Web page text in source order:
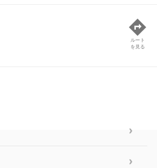
ルート
を見る